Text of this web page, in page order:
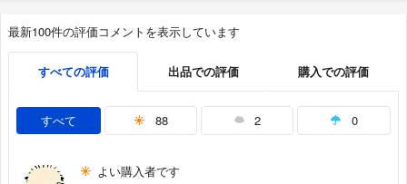
最新100件の評価コメントを表示しています
すべての評価 出品での評価 購入での評価
すべて 88 2 0
よい購入者です